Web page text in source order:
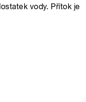
vody. Přítok je